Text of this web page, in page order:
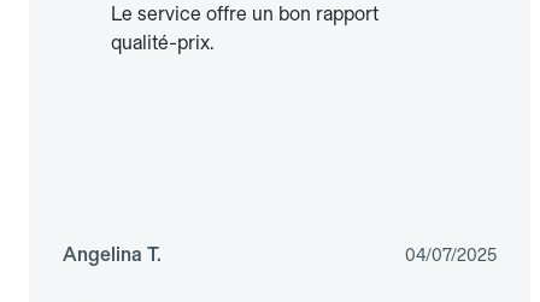
Le service offre un bon rapport
qualité-prix.
Angelina T. 04/07/2025